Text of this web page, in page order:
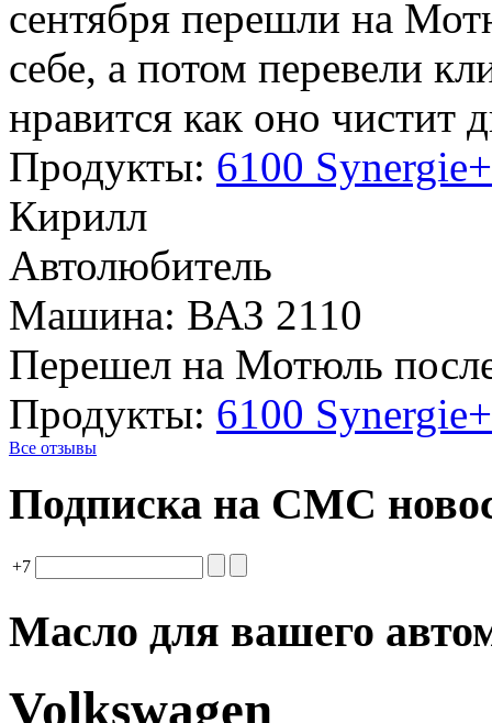
сентября перешли на
себе, а потом перевели
нравится как оно чистит
Продукты: 6100
Кирилл
Автолюбитель
Машина: ВАЗ 2110
Перешел на Мотюль
Продукты: 6100
Все отзывы
Подписка на СМС
+7
Масло для вашего
Volkswagen